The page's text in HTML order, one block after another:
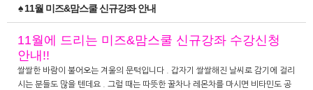
♠ 11월 미즈&맘스쿨 신규강좌 안내
11월에 드리는 미즈&맘스쿨 신규강좌 수강신청
안내!!
쌀쌀한 바람이 불어오는 겨울의 문턱입니다 . 갑자기 쌀쌀해진 날씨로 감기에 걸리
시는 분들도 많을 텐데요 . 그럴 때는 따뜻한 꿀차나 레몬차를 마시면 비타민도 공